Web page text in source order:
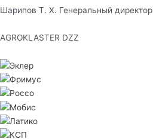
Шарипов Т. Х. Генеральный директор
AGROKLASTER DZZ